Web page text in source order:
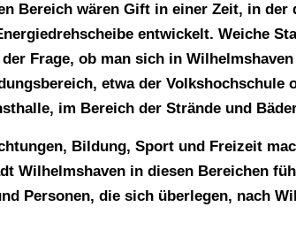
Bereich wären Gift in einer Zeit, in
entwickelt. Weiche
Frage, ob man sich in
etwa der Volkshochschule
im Bereich der Strände und
Bildung, Sport und Freizeit
Wilhelmshaven in diesen Bereichen
Personen, die sich überlegen, nach